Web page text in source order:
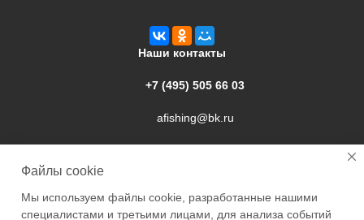
Наши контакты
+7 (495) 505 66 03
afishing@bk.ru
Файлы cookie
Мы используем файлы cookie, разработанные нашими
специалистами и третьими лицами, для анализа событий